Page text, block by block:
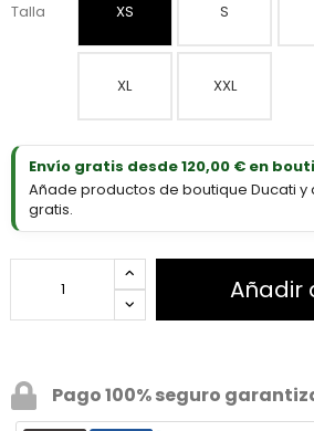
Talla XS S
XL XXL
Envío gratis desde 120,00 € en
Añade productos de boutique Ducati y
gratis.
Añadir
Pago 100% seguro